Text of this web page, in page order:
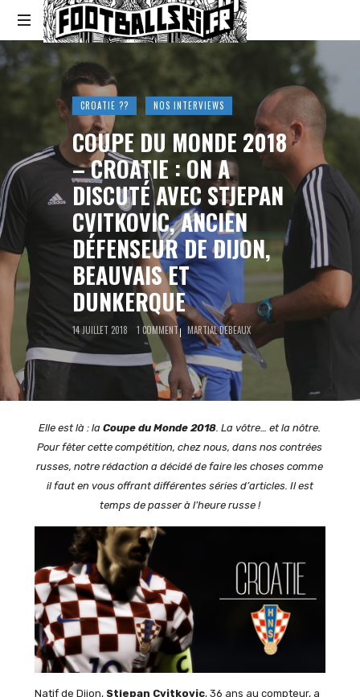
Footballski
Le
football
d'Europe
centrale
d'Europe
de
l'Est
CROATIE ?? NOS INTERVIEWS
COUPE DU MONDE 2018
– CROATIE : ON A
DISCUTÉ AVEC STJEPAN
CVITKOVIC, ANCIEN
DÉFENSEUR DE DIJON,
BEAUVAIS ET
DUNKERQUE
14 JUILLET 2018 1 COMMENT MARTIAL DEBEAUX
Elle est là : laCoupe du Monde 2018 . La vôtre… et la nôtre.
Pour fêter cette compétition, chez nous, dans nos contrées
russes, notre rédaction a décidé de faire les choses comme
il faut en vous offrant différentes séries d’articles. Il est
temps de passer à l’heure russe !
Natif de Dijon, Stjepan Cvitkovic, 36 ans au compteur, a